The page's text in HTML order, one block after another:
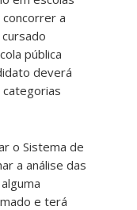
a
pública
deverá
o Sistema de
a análise das
e terá